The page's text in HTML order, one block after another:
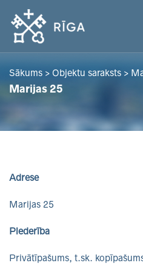
Sākums > Objektu saraksts >
Marijas 25
Adrese
Marijas 25
Piederība
Privātīpašums, t.sk.